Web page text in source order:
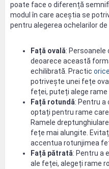
poate face o diferență
modul în care aceștia se
pentru alegerea ochelarilor
Față ovală:
deoarece această
echilibrată. Practic
potrivește unei fețe
feței, puteți alege
Față rotundă: Pentru
optați pentru rame care
Ramele
fețe mai alungite.
accentua rotunjimea
Față pătrată: Pentru a
ale feței, alegeți rame